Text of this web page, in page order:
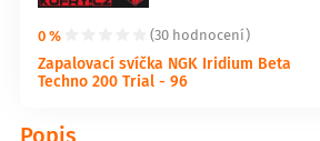
0 % (30 hodnocení)
Zapalovací svíčka NGK Iridium Beta
Techno 200 Trial - 96